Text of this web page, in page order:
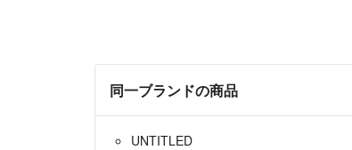
同一ブランドの商品
UNTITLED